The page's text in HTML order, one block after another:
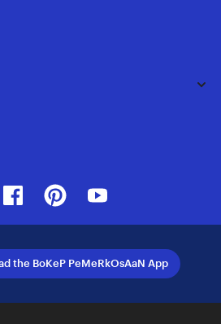
FacebookPinterest
the BoKeP PeMeRkOsAaN App